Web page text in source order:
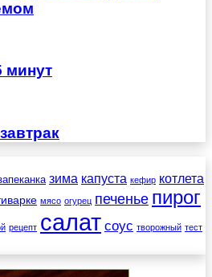
минут
зима капуста кефир котлета
мясо огурец печенье пирог
рецепт салат соус творожный тест